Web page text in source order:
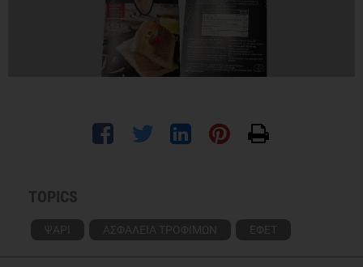
TOPICS
ΨΑΡΙ ΑΣΦΑΛΕΙΑ ΤΡΟΦΙΜΩΝ ΕΦΕΤ